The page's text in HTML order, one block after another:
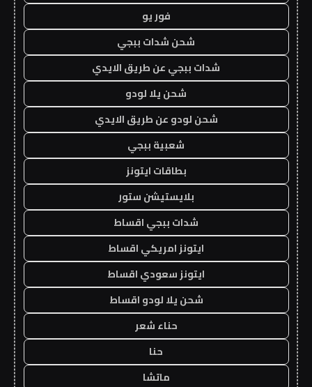
فور يو
شحن شدات ببجي
شدات ببجي عن طريق الايدي
شحن يلا لودو
شحن لودو عن طريق الايدي
شعبية ببجي
بطاقات ايتونز
بلايستيشن ستور
شدات ببجي اقساط
ايتونز امريكي اقساط
ايتونز سعودي اقساط
شحن يلا لودو اقساط
حناء شعر
حنا
ماتشا